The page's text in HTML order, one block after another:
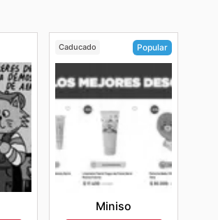
Caducado Popular
Miniso